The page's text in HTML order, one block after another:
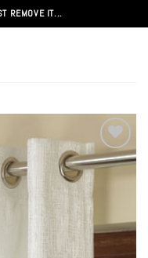
REMOVE IT...
Add to
wishlist